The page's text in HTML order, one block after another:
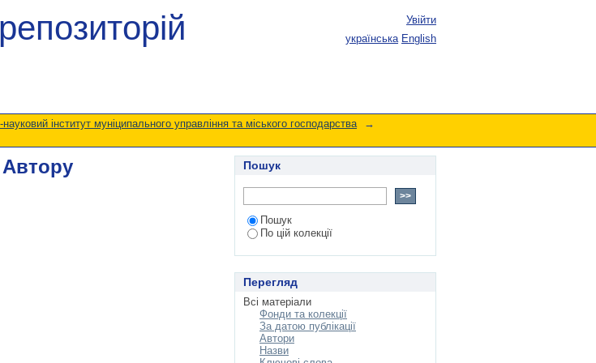
Увійти
українська English
інститут муніципального управління та міського господарства
→
Автору Пошук
Пошук
По цій колекції
Перегляд
Всі матеріали
Фонди та колекції
За датою публікації
Автори
Назви